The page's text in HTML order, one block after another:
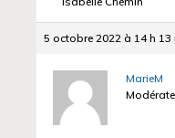
5 octobre 2022 à 14 h 13
MarieM